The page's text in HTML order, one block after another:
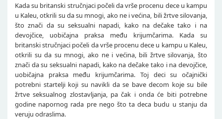
Kada su britanski stručnjaci počeli da vrše procenu dece u kampu
u Kaleu, otkrili su da su mnogi, ako ne i većina, bili žrtve silovanja,
što znači da su seksualni napadi, kako na dečake tako i na
devojčice, uobičajna praksa među krijumčarima. Kada su
britanski stručnjaci počeli da vrše procenu dece u kampu u Kaleu,
otkrili su da su mnogi, ako ne i većina, bili žrtve silovanja, što
znači da su seksualni napadi, kako na dečake tako i na devojčice,
uobičajna praksa među krijumčarima. Toj deci su očajnički
potrebni startelji koji su navikli da se bave decom koje su bile
žrtve seksualnog zlostavljanja, pa čak i onda će biti potrebne
godine napornog rada pre nego što ta deca budu u stanju da
veruju odraslima.